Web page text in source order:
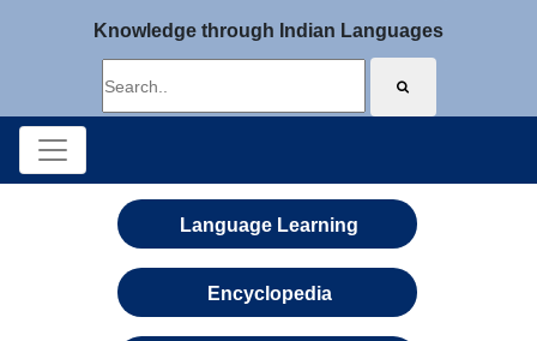
Knowledge through Indian Languages
Language Learning
Encyclopedia